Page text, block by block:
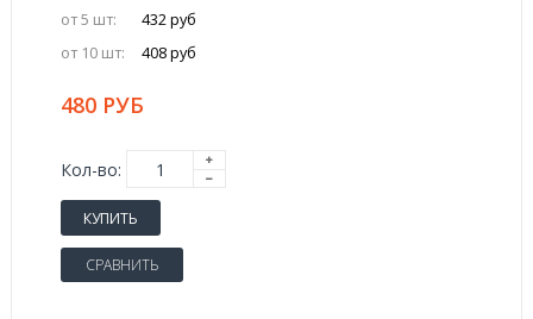
от 5 шт:
432 руб
от 10 шт:
408 руб
480 РУБ
Кол-во:
КУПИТЬ
СРАВНИТЬ